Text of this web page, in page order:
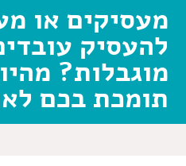
מעסיקים או
להעסיק
מוגבלות?
תומכת בכם